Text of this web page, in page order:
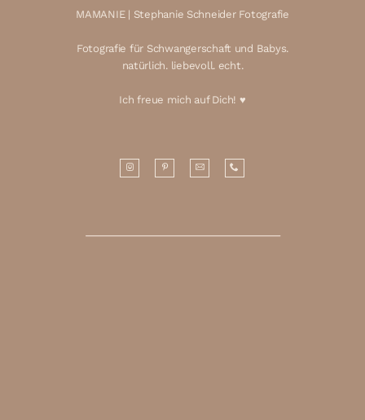
MAMANIE | Stephanie Schneider Fotografie
Fotografie für Schwangerschaft und Babys.
natürlich. liebevoll. echt.
Ich freue mich auf Dich! ♥